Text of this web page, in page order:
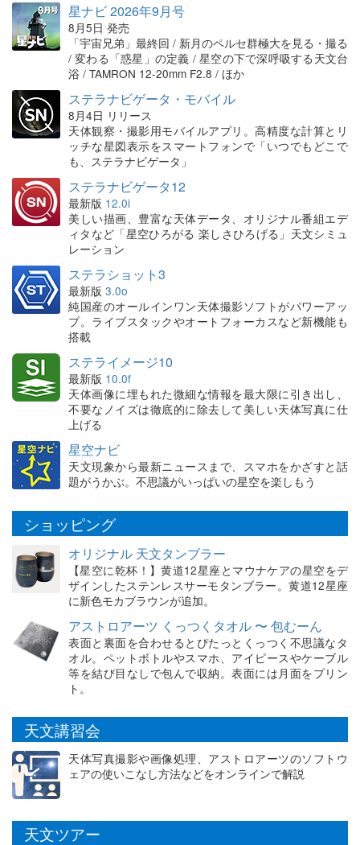
星ナビ 2026年9月号
8月5日 発売
「宇宙兄弟」最終回 / 新月のペルセ群極大を見る・撮る
/ 変わる「惑星」の定義 / 星空の下で深呼吸する天文台
浴 / TAMRON 12-20mm F2.8 / ほか
ステラナビゲータ・モバイル
8月4日 リリース
天体観察・撮影用モバイルアプリ。高精度な計算とリ
ッチな星図表示をスマートフォンで「いつでもどこで
も、ステラナビゲータ」
ステラナビゲータ12
最新版 12.0i
美しい描画、豊富な天体データ、オリジナル番組エデ
ィタなど「星空ひろがる 楽しさひろげる」天文シミュ
レーション
ステラショット3
最新版 3.0o
純国産のオールインワン天体撮影ソフトがパワーアッ
プ。ライブスタックやオートフォーカスなど新機能も
搭載
ステライメージ10
最新版 10.0f
天体画像に埋もれた微細な情報を最大限に引き出し、
不要なノイズは徹底的に除去して美しい天体写真に仕
上げる
星空ナビ
天文現象から最新ニュースまで、スマホをかざすと話
題がうかぶ。不思議がいっぱいの星空を楽しもう
ショッピング
オリジナル 天文タンブラー
【星空に乾杯！】黄道12星座とマウナケアの星空をデ
ザインしたステンレスサーモタンブラー。黄道12星座
に新色モカブラウンが追加。
アストロアーツ くっつくタオル 〜 包むーん
表面と裏面を合わせるとぴたっとくっつく不思議なタ
オル。ペットボトルやスマホ、アイピースやケーブル
等を結び目なしで包んで収納。表面には月面をプリン
ト。
天文講習会
天体写真撮影や画像処理、アストロアーツのソフトウ
ェアの使いこなし方法などをオンラインで解説
天文ツアー